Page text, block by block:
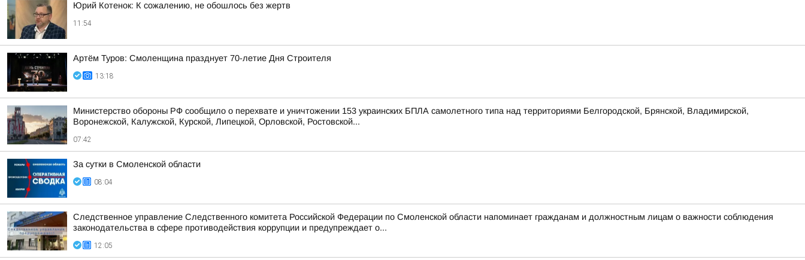
Юрий Котенок: К сожалению, не обошлось без жертв
11:54
Артём Туров: Смоленщина празднует 70-летие Дня Строителя
13:18
Министерство обороны РФ сообщило о перехвате и уничтожении 153 украинских БПЛА самолетного типа над территориями Белгородской, Брянской, Владимирской,
Воронежской, Калужской, Курской, Липецкой, Орловской, Ростовской...
07:42
За сутки в Смоленской области
08:04
Следственное управление Следственного комитета Российской Федерации по Смоленской области напоминает гражданам и должностным лицам о важности соблюдения
законодательства в сфере противодействия коррупции и предупреждает о...
12:05